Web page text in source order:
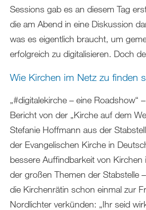
Sessions gab es an diesem Tag
die am Abend in eine Diskussion
was es eigentlich braucht, um
erfolgreich zu digitalisieren. Doch
Wie Kirchen im Netz zu finden
„#digitalekirche – eine Roadshow“
Bericht von der „Kirche auf dem
Stefanie Hoffmann aus der
der Evangelischen Kirche in
bessere Auffindbarkeit von Kirchen
der großen Themen der Stabstelle
die Kirchenrätin schon einmal zur
Nordlichter verkünden: „Ihr seid